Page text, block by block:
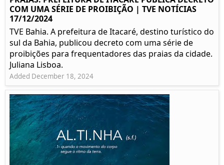
COM UMA SÉRIE DE PROIBIÇÃO | TVE NOTÍCIAS
17/12/2024
TVE Bahia. A prefeitura de Itacaré, destino turístico do
sul da Bahia, publicou decreto com uma série de
proibições para frequentadores das praias da cidade.
Juliana Lisboa.
Added December 18, 2024